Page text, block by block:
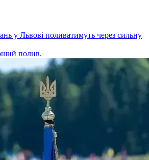
у Львові поливатимуть через сильну
полив.